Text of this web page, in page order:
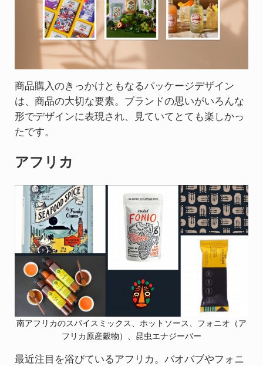
商品購入のきっかけともなるパッケージデザイン
は、商品の大切な要素。ブランドの思いがいろんな
形でデザインに表現され、見ていてとても楽しかっ
たです。
アフリカ
南アフリカのスパイスミックス、ホットソース、フォニオ（ア
フリカ原産穀物）、昆虫エナジーバー
最近注目を浴びているアフリカ。バオバブやフォニ